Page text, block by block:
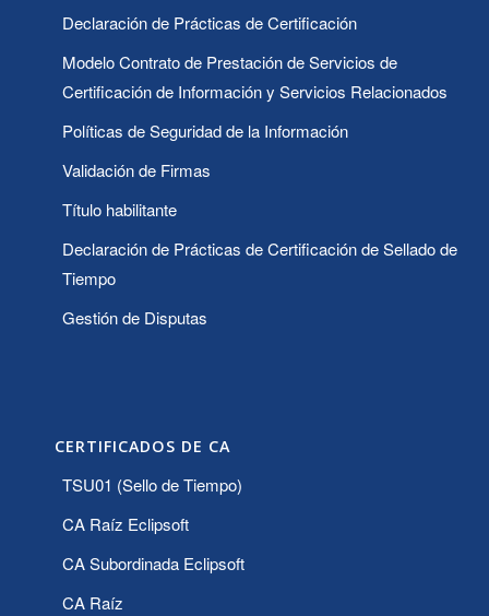
Declaración de Prácticas de Certificación
Modelo Contrato de Prestación de Servicios de
Certificación de Información y Servicios Relacionados
Políticas de Seguridad de la Información
Validación de Firmas
Título habilitante
Declaración de Prácticas de Certificación de Sellado de
Tiempo
Gestión de Disputas
CERTIFICADOS DE CA
TSU01 (Sello de Tiempo)
CA Raíz Eclipsoft
CA Subordinada Eclipsoft
CA Raíz